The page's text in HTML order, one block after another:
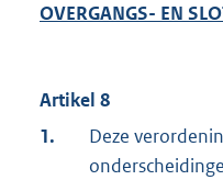
OVERGANGS- EN
Artikel 8
1.
Deze